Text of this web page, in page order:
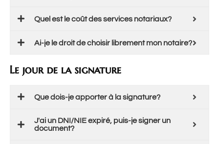
Quel est le coût des services notariaux?
Ai-je le droit de choisir librement mon notaire?
Le jour de la signature
Que dois-je apporter à la signature?
J'ai un DNI/NIE expiré, puis-je signer un
document?